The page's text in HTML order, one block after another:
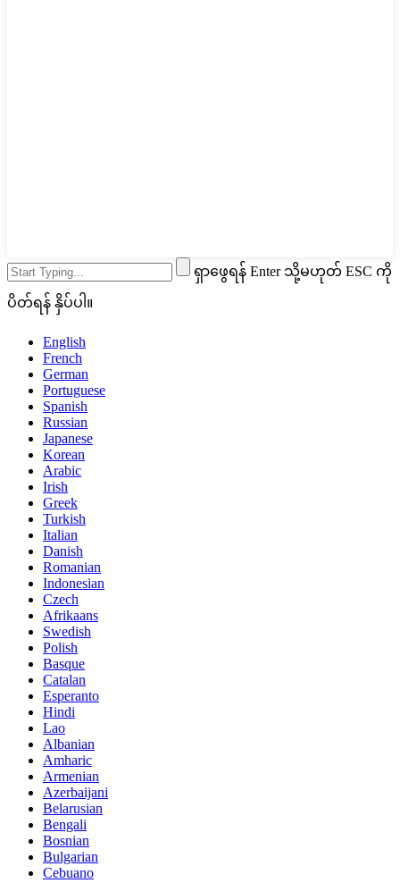
ရှာဖွေရန် Enter သို့မဟုတ် ESC ကို
ပိတ်ရန် နှိပ်ပါ။
English
French
German
Portuguese
Spanish
Russian
Japanese
Korean
Arabic
Irish
Greek
Turkish
Italian
Danish
Romanian
Indonesian
Czech
Afrikaans
Swedish
Polish
Basque
Catalan
Esperanto
Hindi
Lao
Albanian
Amharic
Armenian
Azerbaijani
Belarusian
Bengali
Bosnian
Bulgarian
Cebuano